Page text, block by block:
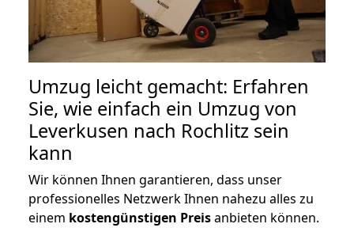
Umzug leicht gemacht: Erfahren
Sie, wie einfach ein Umzug von
Leverkusen nach Rochlitz sein
kann
Wir können Ihnen garantieren, dass unser
professionelles Netzwerk Ihnen nahezu alles zu
einem kostengünstigen Preisanbieten können.